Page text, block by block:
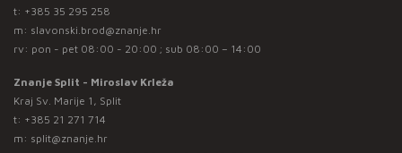
t: +385 35 295 258
m: slavonski.brod@znanje.hr
rv: pon - pet 08:00 - 20:00 ; sub 08:00 – 14:00
Znanje Split - Miroslav Krleža
Kraj Sv. Marije 1, Split
t: +385 21 271 714
m: split@znanje.hr